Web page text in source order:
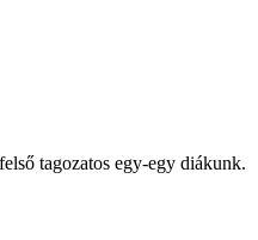
tagozatos egy-egy diákunk.